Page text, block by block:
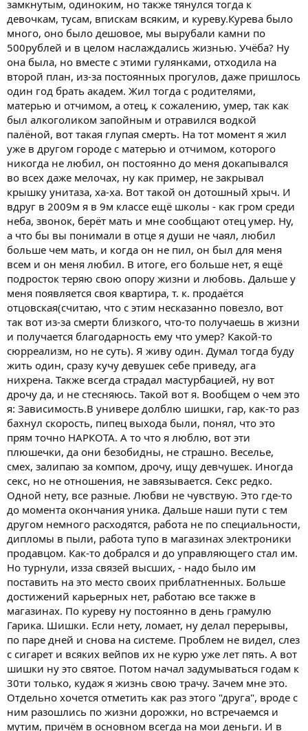
замкнутым, одиноким, но также тянулся тогда к
девочкам, тусам, впискам всяким, и куреву.Курева было
много, оно было дешовое, мы вырубали камни по
500рублей и в целом наслаждались жизнью. Учёба? Ну
она была, но вместе с этими гулянками, отходила на
второй план, из-за постоянных прогулов, даже пришлось
один год брать академ. Жил тогда с родителями,
матерью и отчимом, а отец, к сожалению, умер, так как
был алкоголиком запойным и отравился водкой
палёной, вот такая глупая смерть. На тот момент я жил
уже в другом городе с матерью и отчимом, которого
никогда не любил, он постоянно до меня докапывался
во всех даже мелочах, ну как пример, не закрывал
крышку унитаза, ха-ха. Вот такой он дотошный хрыч. И
вдруг в 2009м я в 9м классе ещё школы - как гром среди
неба, звонок, берёт мать и мне сообщают отец умер. Ну,
а что бы вы понимали в отце я души не чаял, любил
больше чем мать, и когда он не пил, он был для меня
всем и он меня любил. В итоге, его больше нет, я ещё
подросток теряю свою опору жизни и любовь. Дальше у
меня появляется своя квартира, т. к. продаётся
отцовская(считаю, что с этим несказанно повезло, вот
так вот из-за смерти близкого, что-то получаешь в жизни
и получается благодарность ему что умер? Какой-то
сюрреализм, но не суть). Я живу один. Думал тогда буду
жить один, сразу кучу девушек себе приведу, ага
нихрена. Также всегда страдал мастурбацией, ну вот
дрочу да, и не стесняюсь. Такой вот я. Вообщем о чем это
я: Зависимость.В универе долблю шишки, гар, как-то раз
бахнул скорость, пипец выхода были, понял, что это
прям точно НАРКОТА. А то что я люблю, вот эти
плюшечки, да они безобидны, не страшно. Веселье,
смех, залипаю за компом, дрочу, ищу девчушек. Иногда
секс, но не отношения, не завязывается. Секс редко.
Одной нету, все разные. Любви не чувствую. Это где-то
до момента окончания уника. Дальше наши пути с тем
другом немного расходятся, работа не по специальности,
дипломы в пыли, работа тупо в магазинах электроники
продавцом. Как-то добрался и до управляющего стал им.
Но турнули, изза связей высших, - надо было им
поставить на это место своих приблатненных. Больше
достижений карьерных нет, работаю все также в
магазинах. По куреву ну постоянно в день грамулю
Гарика. Шишки. Если нету, ломает, ну делал перерывы,
по паре дней и снова на системе. Проблем не видел, слез
с сигарет и всяких вейпов их не курю уже лет пять. А вот
шишки ну это святое. Потом начал задумываться годам к
30ти только, кудаж я жизнь свою трачу. Зачем мне это.
Отдельно хочется отметить как раз этого "друга", вроде с
ним разошлись по жизни дорожки, но встречаемся и
мутим, причём в основном всегда на мои деньги. И в